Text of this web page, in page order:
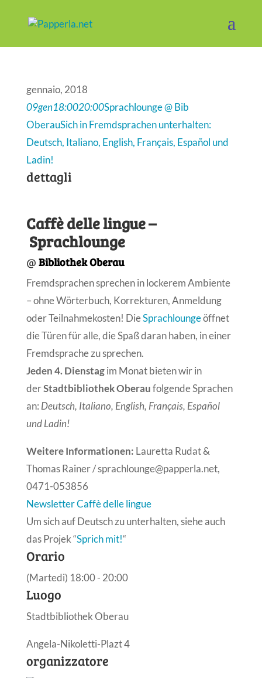
gennaio, 2018
09gen18:0020:00Sprachlounge @ Bib
OberauSich in Fremdsprachen unterhalten:
Deutsch, Italiano, English, Français, Español und
Ladin!
dettagli
Caffè delle lingue –
Sprachlounge
@ Bibliothek Oberau
Fremdsprachen sprechen in lockerem Ambiente
– ohne Wörterbuch, Korrekturen, Anmeldung
oder Teilnahmekosten! DieSprachloungeöffnet
die Türen für alle, die Spaß daran haben, in einer
Fremdsprache zu sprechen.
Jeden 4. Dienstagim Monat bieten wir in
derStadtbibliothek Oberaufolgende Sprachen
an: Deutsch, Italiano, English, Français, Español
und Ladin!
Weitere Informationen: Lauretta Rudat &
Thomas Rainer / sprachlounge@papperla.net,
0471-053856
Newsletter Caffè delle lingue
Um sich auf Deutsch zu unterhalten, siehe auch
das Projek “Sprich mit!“
Orario
(Martedi) 18:00 - 20:00
Luogo
Stadtbibliothek Oberau
Angela-Nikoletti-Plazt 4
organizzatore